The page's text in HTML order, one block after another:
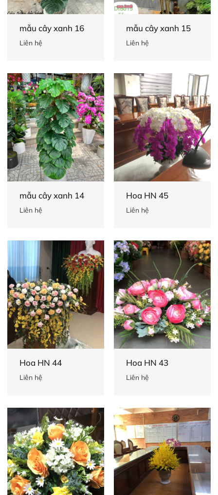
mẫu cây xanh 16
Liên hệ
mẫu cây xanh 15
Liên hệ
mẫu cây xanh 14
Liên hệ
Hoa HN 45
Liên hệ
Hoa HN 44
Liên hệ
Hoa HN 43
Liên hệ